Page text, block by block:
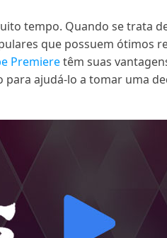
tempo. Quando se trata
que possuem ótimos
Premieretêm suas
ajudá-lo a tomar uma